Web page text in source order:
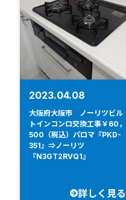
2023.04.08
大阪府大阪市 ノーリツビル
トインコンロ交換工事￥60，
500（税込）パロマ『PKD-
351』⇒ノーリツ
『N3GT2RVQ1』
詳しく見る